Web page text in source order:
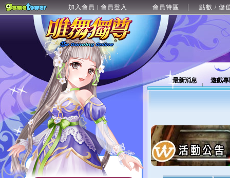
加入會員 | 會員登入 會員特區 點數 / 儲
最新消息 遊戲